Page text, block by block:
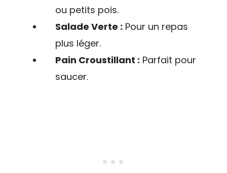
ou petits pois.
Salade Verte : Pour un repas
plus léger.
Pain Croustillant : Parfait pour
saucer.